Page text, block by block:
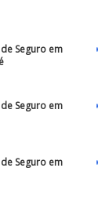
Seguro em
Seguro em
Seguro em